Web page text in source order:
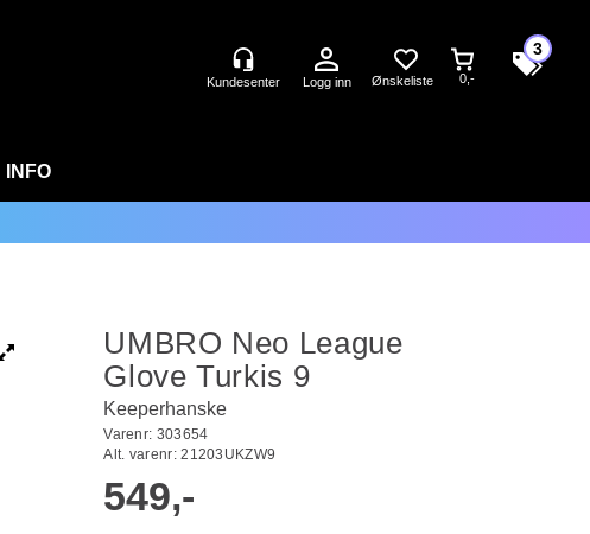
Logg inn 0,-
3
INFO
UMBRO Neo League
Glove Turkis 9
Keeperhanske
Varenr: 303654
Alt. varenr:21203UKZW9
549,-